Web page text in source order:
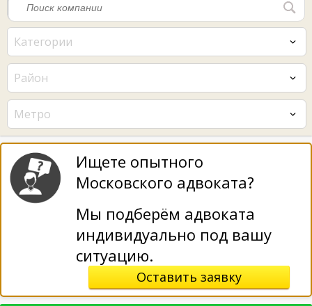
Категории
Район
Метро
Ищете опытного
Московского адвоката?
Мы подберём адвоката
индивидуально под вашу
ситуацию.
Оставить заявку